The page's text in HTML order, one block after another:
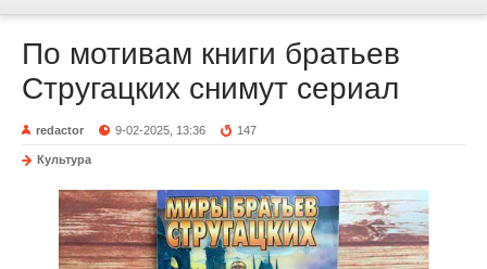
По мотивам книги братьев
Стругацких снимут сериал
redactor 9-02-2025, 13:36 147
Культура